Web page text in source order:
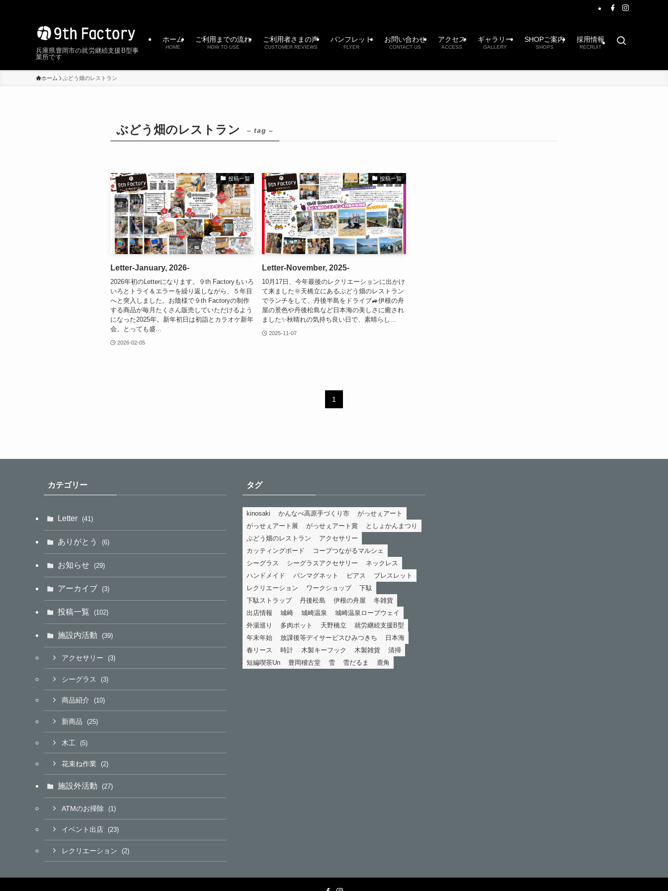
兵庫県豊岡市の就労継続支援B型事
業所です
ホーム
HOME
ご利用までの流れ
HOW TO USE
ご利用者さまの声
CUSTOMER REVIEWS
パンフレット
FLYER
お問い合わせ
CONTACT US
アクセス
ACCESS
ギャラリー
GALLERY
SHOPご案内
SHOPS
採用情報
RECRUIT
ホーム ぶどう畑のレストラン
ぶどう畑のレストラン – tag –
投稿一覧
Letter-January, 2026-
2026年初のLetterになります。９th Factoryもいろ
いろとトライ＆エラーを繰り返しながら、５年目
へと突入しました。お陰様で９th Factoryの制作
する商品が毎月たくさん販売していただけるよう
になった2025年。新年初日は初詣とカラオケ新年
会。とっても盛...
2026-02-05
投稿一覧
Letter-November, 2025-
10月17日、今年最後のレクリエーションに出かけ
て来ました🌞天橋立にあるぶどう畑のレストラン
でランチをして、丹後半島をドライブ🚙伊根の舟
屋の景色や丹後松島など日本海の美しさに癒され
ました✨秋晴れの気持ち良い日で、素晴らし...
2025-11-07
1
カテゴリー
Letter (41)
ありがとう (6)
お知らせ (29)
アーカイブ (3)
投稿一覧 (102)
施設内活動 (39)
アクセサリー (3)
シーグラス (3)
商品紹介 (10)
新商品 (25)
木工 (5)
花束ね作業 (2)
施設外活動 (27)
ATMのお掃除 (1)
イベント出店 (23)
レクリエーション (2)
タグ
kinosaki かんなべ高原手づくり市
がっせぇアート
がっせぇアート展
がっせぇアート賞
としょかんまつり
ぶどう畑のレストラン
アクセサリー
カッティングボード
コープつながるマルシェ
シーグラス
シーグラスアクセサリー
ネックレス
ハンドメイド
パンマグネット ピアス
ブレスレット
レクリエーション
ワークショップ
下駄
下駄ストラップ
丹後松島 伊根の舟屋
冬雑貨
出店情報
城崎 城崎温泉
城崎温泉ロープウェイ
外湯巡り
多肉ポット 天野橋立
就労継続支援B型
年末年始
放課後等デイサービスひみつきち
日本海
春リース
時計 木製キーフック 木製雑貨
清掃
短編喫茶Un
豊岡稽古堂 雪 雪だるま 鹿角